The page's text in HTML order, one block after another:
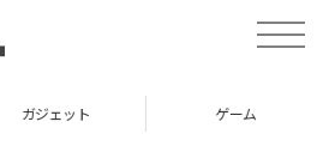
t
o
ガジェット ゲーム